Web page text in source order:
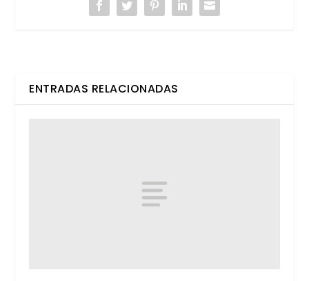
ENTRADAS RELACIONADAS